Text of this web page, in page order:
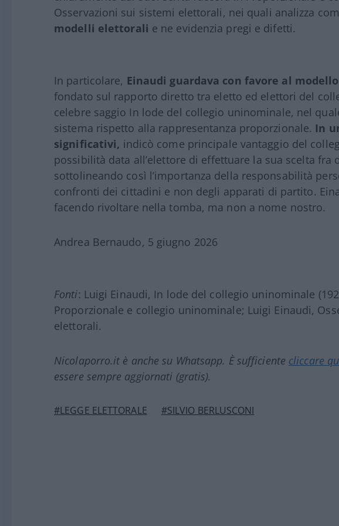
Osservazioni sui sistemi elettorali, nei quali analizza
modelli elettorali e ne evidenzia pregi e difetti.
In particolare, Einaudi guardava con favore al
fondato sul rapporto diretto tra eletto ed elettori del
celebre saggio In lode del collegio uninominale, nel
sistema rispetto alla rappresentanza proporzionale. In
significativi, indicò come principale vantaggio del
possibilità data all’elettore di effettuare la sua scelta fra
sottolineando così l’importanza della responsabilità
confronti dei cittadini e non degli apparati di partito.
facendo rivoltare nella tomba, ma non a nome nostro.
Andrea Bernaudo, 5 giugno 2026
Fonti: Luigi Einaudi, In lode del collegio uninominale
Proporzionale e collegio uninominale; Luigi Einaudi,
elettorali.
Nicolaporro.it è anche su Whatsapp. È sufficiente cliccare
essere sempre aggiornati (gratis).
#LEGGE ELETTORALE #SILVIO BERLUSCONI